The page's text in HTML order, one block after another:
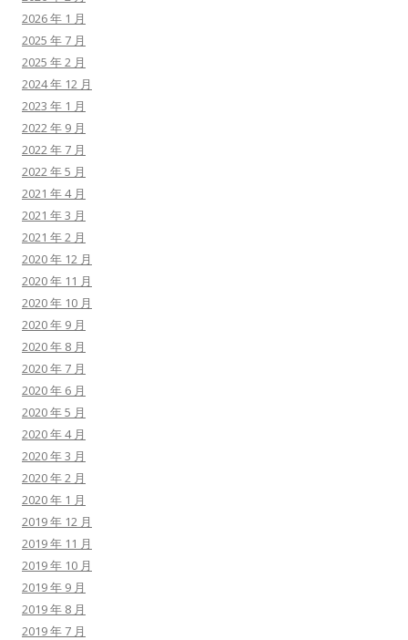
2026 年 1 月
2025 年 7 月
2025 年 2 月
2024 年 12 月
2023 年 1 月
2022 年 9 月
2022 年 7 月
2022 年 5 月
2021 年 4 月
2021 年 3 月
2021 年 2 月
2020 年 12 月
2020 年 11 月
2020 年 10 月
2020 年 9 月
2020 年 8 月
2020 年 7 月
2020 年 6 月
2020 年 5 月
2020 年 4 月
2020 年 3 月
2020 年 2 月
2020 年 1 月
2019 年 12 月
2019 年 11 月
2019 年 10 月
2019 年 9 月
2019 年 8 月
2019 年 7 月